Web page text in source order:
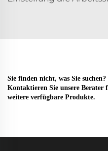
Sie finden nicht, was Sie suchen?
Kontaktieren Sie unsere Berater
weitere verfügbare Produkte.